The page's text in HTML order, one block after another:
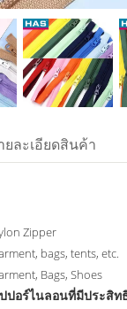
ยละเอียดสินค้า
Zipper
bags, tents, etc.
Bags, Shoes
ปอร์ไนลอนที่มีประสิท